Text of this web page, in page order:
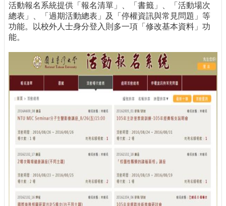
活動報名系統提供「報名清單」、「書籤」、「活動場次
總表」、「過期活動總表」及「停權資訊與常見問題」等
功能。以校外人士身分登入則多一項「修改基本資料」功
能。